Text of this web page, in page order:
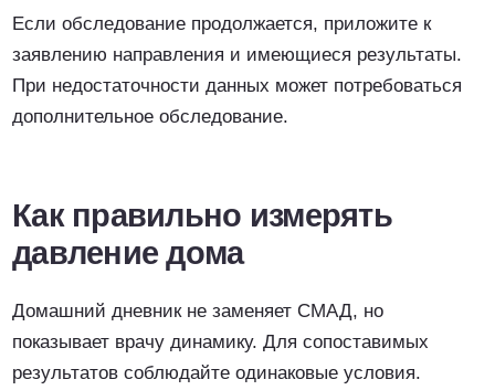
Если обследование продолжается, приложите к
заявлению направления и имеющиеся результаты.
При недостаточности данных может потребоваться
дополнительное обследование.
Как правильно измерять
давление дома
Домашний дневник не заменяет СМАД, но
показывает врачу динамику. Для сопоставимых
результатов соблюдайте одинаковые условия.